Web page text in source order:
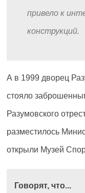
привело к
конструкций.
А в 1999 дворец
стояло
Разумовского
разместилось
открыли Музей
Говорят, что...